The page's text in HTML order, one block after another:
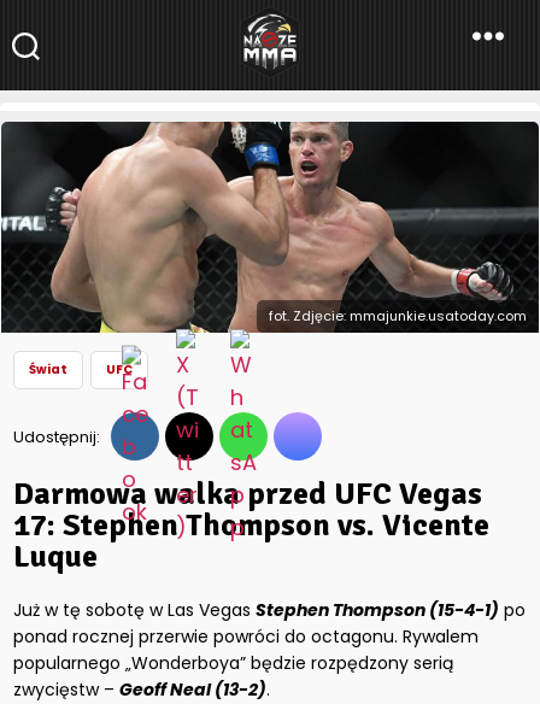
NaszeMMA
NaszeMMA.pl»Aktualności»Świat»UFC»Darmowa walka przed
UFC Vegas 17: Stephen Thompson vs. Vicente Luque
fot. Zdjęcie: mmajunkie.usatoday.com
Świat UFC
Udostępnij:
Darmowa walka przed UFC Vegas
17: Stephen Thompson vs. Vicente
Luque
Już w tę sobotę w Las VegasStephen Thompson (15-4-1) po
ponad rocznej przerwie powróci do octagonu. Rywalem
popularnego „Wonderboya” będzie rozpędzony serią
zwycięstw –Geoff Neal (13-2).